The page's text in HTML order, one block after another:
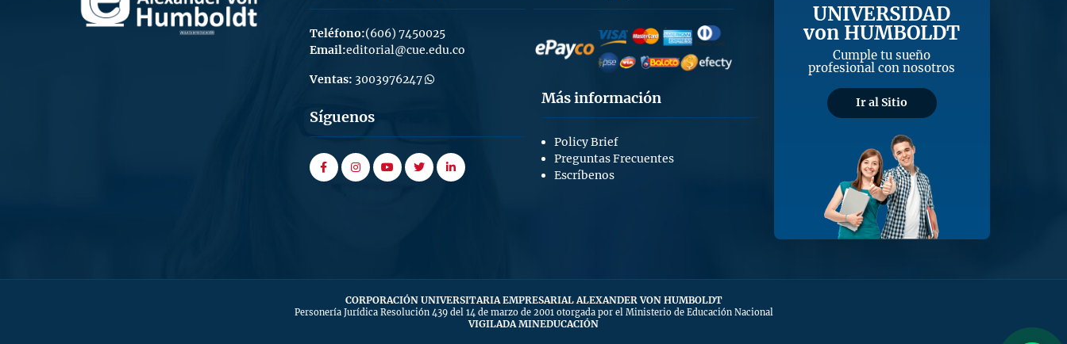
Teléfono:(606) 7450025
Email:editorial@cue.edu.co
Ventas: 3003976247
Síguenos
facebookinstagram
youtubetwitterlinkedin
Más información
Policy Brief
Preguntas Frecuentes
Escríbenos
UNIVERSIDAD
von HUMBOLDT
Cumple tu sueño
profesional con nosotros
Ir al Sitio
CORPORACIÓN UNIVERSITARIA EMPRESARIAL ALEXANDER VON HUMBOLDT
Personería Jurídica Resolución 439 del 14 de marzo de 2001 otorgada por el Ministerio de Educación Nacional
VIGILADA MINEDUCACIÓN